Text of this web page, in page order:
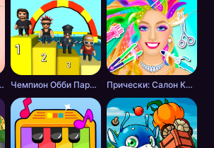
Поющие Котики Чемпион Обби Паркура
Прически: Салон Красоты